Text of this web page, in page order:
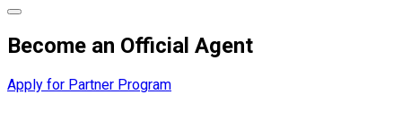
Become an Official Agent
Apply for Partner Program